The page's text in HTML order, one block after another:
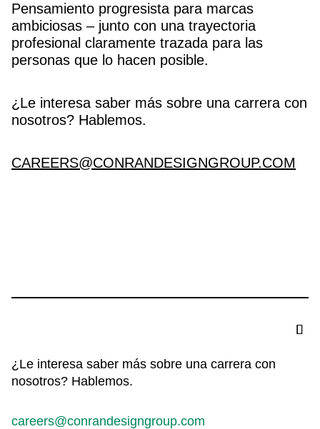
Pensamiento progresista para marcas
ambiciosas – junto con una trayectoria
profesional claramente trazada para las
personas que lo hacen posible.
¿Le interesa saber más sobre una carrera con
nosotros? Hablemos.
CAREERS@CONRANDESIGNGROUP.COM
¿Le interesa saber más sobre una carrera con
nosotros? Hablemos.
careers@conrandesigngroup.com